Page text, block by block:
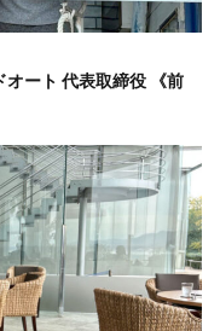
オート 代表取締役 《前